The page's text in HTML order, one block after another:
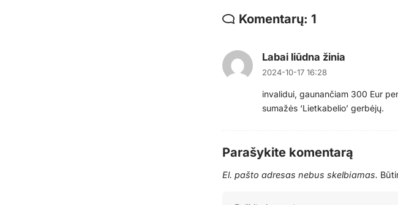
Komentarų: 1
Labai liūdna žinia
2024-10-17 16:28
invalidui, gaunančiam 300 Eur
sumažės ‘Lietkabelio’ gerbėjų.
Parašykite komentarą
El. pašto adresas nebus skelbiamas.